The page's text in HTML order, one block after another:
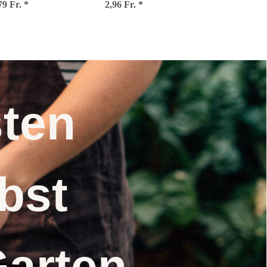
Bio Saatgut
Fr. *
mays) Samen
2,96 Fr. *